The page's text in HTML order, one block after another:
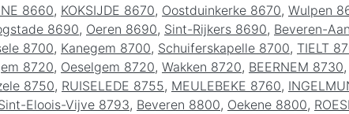
8660, KOKSIJDE 8670, Oostduinkerke 8670, Wulpen
8690, Oeren 8690, Sint-Rijkers 8690, Beveren-
8700, Kanegem 8700, Schuiferskapelle 8700, TIELT
8720, Oeselgem 8720, Wakken 8720, BEERNEM 8730,
8750, RUISELEDE 8755, MEULEBEKE 8760,
Eloois-Vijve 8793, Beveren 8800, Oekene 8800,